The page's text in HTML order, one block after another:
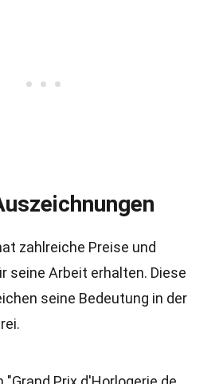
zahlreiche Preise und
seine Arbeit erhalten. Diese
seine Bedeutung in der